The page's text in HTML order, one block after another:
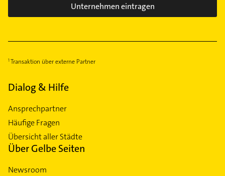
Unternehmen eintragen
Transaktion über externe Partner
Dialog & Hilfe
Ansprechpartner
Häufige Fragen
Übersicht aller Städte
Über Gelbe Seiten
Newsroom